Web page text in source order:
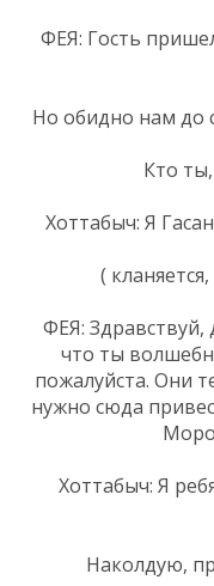
ФЕЯ: Гость
Но обидно нам до
Кто
Хоттабыч: Я
(
ФЕЯ:
что ты
пожалуйста. Они
нужно сюда
Хоттабыч: Я
Наколдую,